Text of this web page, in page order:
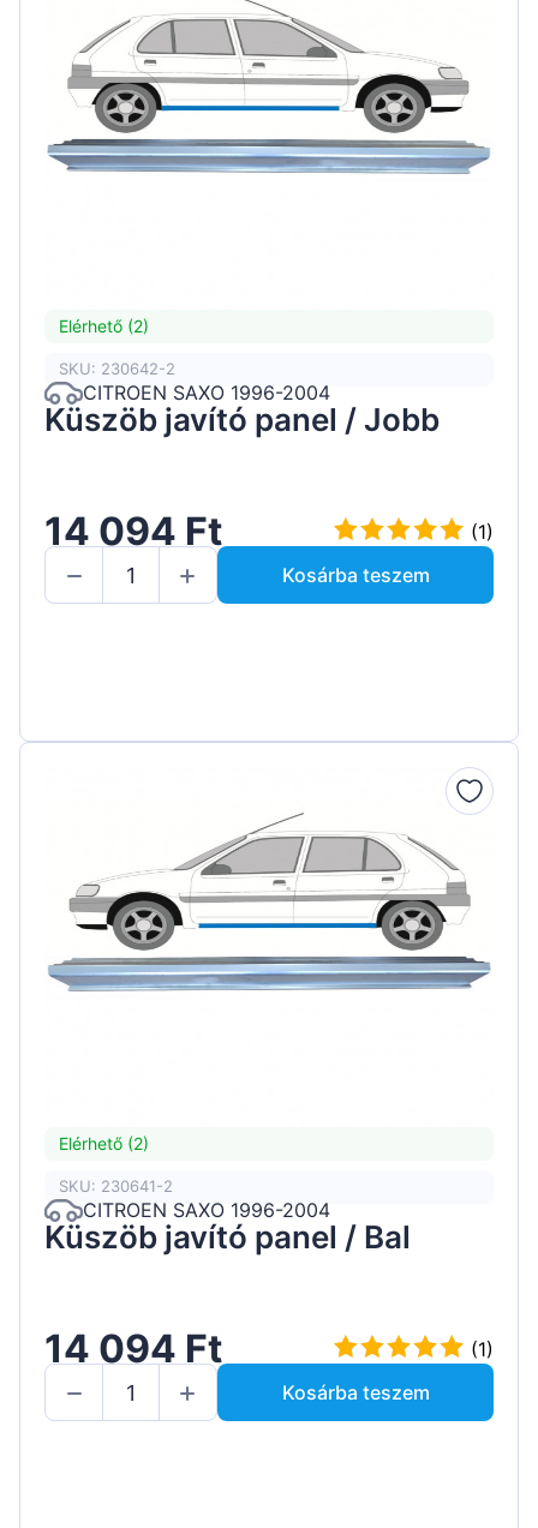
Elérhető (2)
SKU: 230642-2
CITROEN SAXO 1996-2004
Küszöb javító panel / Jobb
14 094 Ft
(1)
Kosárba teszem
Elérhető (2)
SKU: 230641-2
CITROEN SAXO 1996-2004
Küszöb javító panel / Bal
14 094 Ft
(1)
Kosárba teszem